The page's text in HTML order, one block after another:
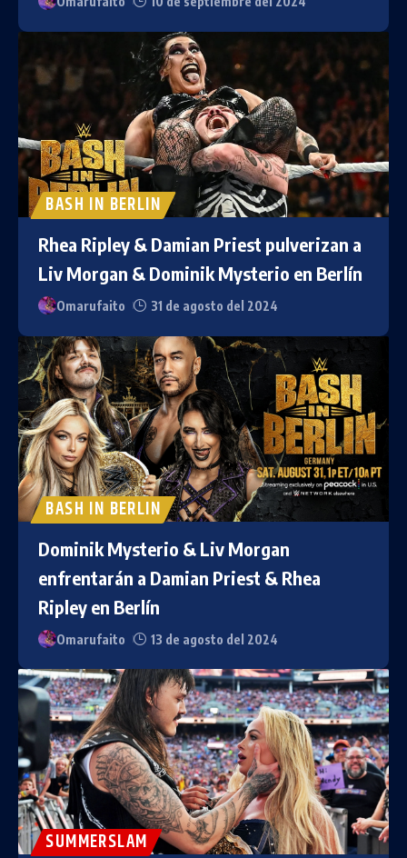
BASH IN BERLIN
Rhea Ripley & Damian Priest pulverizan a
Liv Morgan & Dominik Mysterio en Berlín
Omarufaito 31 de agosto del 2024
BASH IN BERLIN
Dominik Mysterio & Liv Morgan
enfrentarán a Damian Priest & Rhea
Ripley en Berlín
Omarufaito 13 de agosto del 2024
SUMMERSLAM